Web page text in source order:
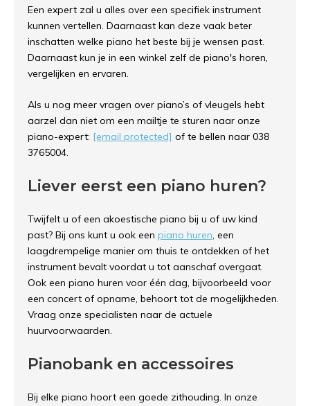
Een expert zal u alles over een specifiek instrument
kunnen vertellen. Daarnaast kan deze vaak beter
inschatten welke piano het beste bij je wensen past.
Daarnaast kun je in een winkel zelf de piano's horen,
vergelijken en ervaren.
Als u nog meer vragen over piano’s of vleugels hebt
aarzel dan niet om een mailtje te sturen naar onze
piano-expert: [email protected] of te bellen naar 038
3765004.
Liever eerst een piano huren?
Twijfelt u of een akoestische piano bij u of uw kind
past? Bij ons kunt u ook een piano huren, een
laagdrempelige manier om thuis te ontdekken of het
instrument bevalt voordat u tot aanschaf overgaat.
Ook een piano huren voor één dag, bijvoorbeeld voor
een concert of opname, behoort tot de mogelijkheden.
Vraag onze specialisten naar de actuele
huurvoorwaarden.
Pianobank en accessoires
Bij elke piano hoort een goede zithouding. In onze